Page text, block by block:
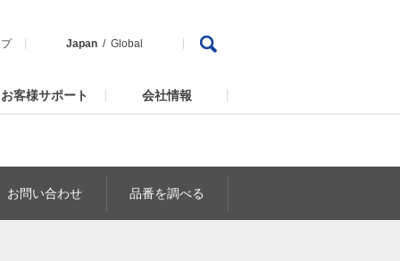
Japan Global
お客様サポート 会社情報
お問い合わせ 品番を調べる